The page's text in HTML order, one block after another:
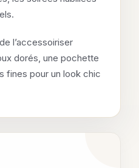
l’accessoiriser
dorés, une pochette
fines pour un look chic